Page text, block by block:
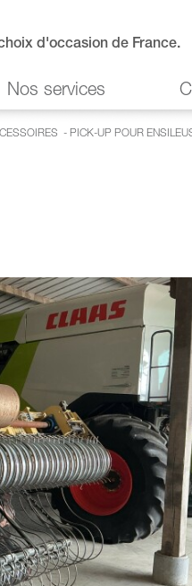
d'occasion de France.
Nos services
- PICK-UP POUR